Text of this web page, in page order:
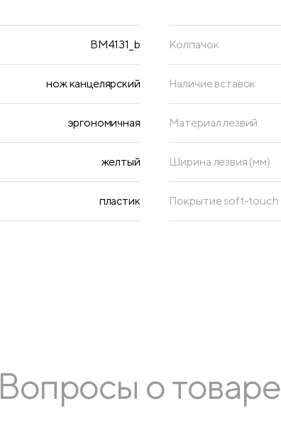
BM4131_b
нож канцелярский
эргономичная
желтый
пластик
Колпачок
Наличие вставок
Материал лезвий
Ширина лезвия (мм)
Покрытие soft-touch
Вопросы о товаре